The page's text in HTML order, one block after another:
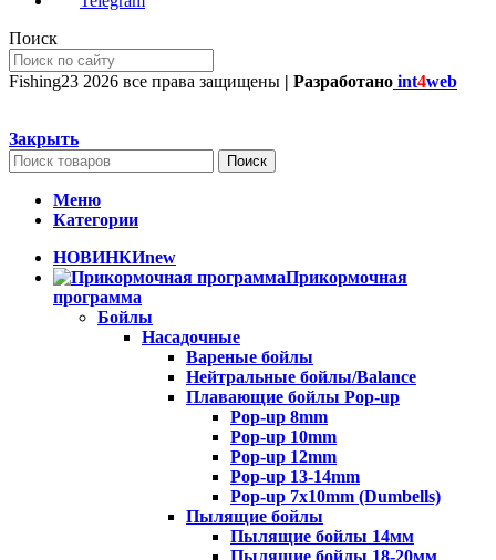
Поиск
Fishing23 2026 все права защищены | Разработано int4web
Закрыть
Поиск
Меню
Категории
НОВИНКИnew
Прикормочная
программа
Бойлы
Насадочные
Вареные бойлы
Нейтральные бойлы/Balance
Плавающие бойлы Pop-up
Pop-up 8mm
Pop-up 10mm
Pop-up 12mm
Pop-up 13-14mm
Pop-up 7x10mm (Dumbells)
Пылящие бойлы
Пылящие бойлы 14мм
Пылящие бойлы 18-20мм